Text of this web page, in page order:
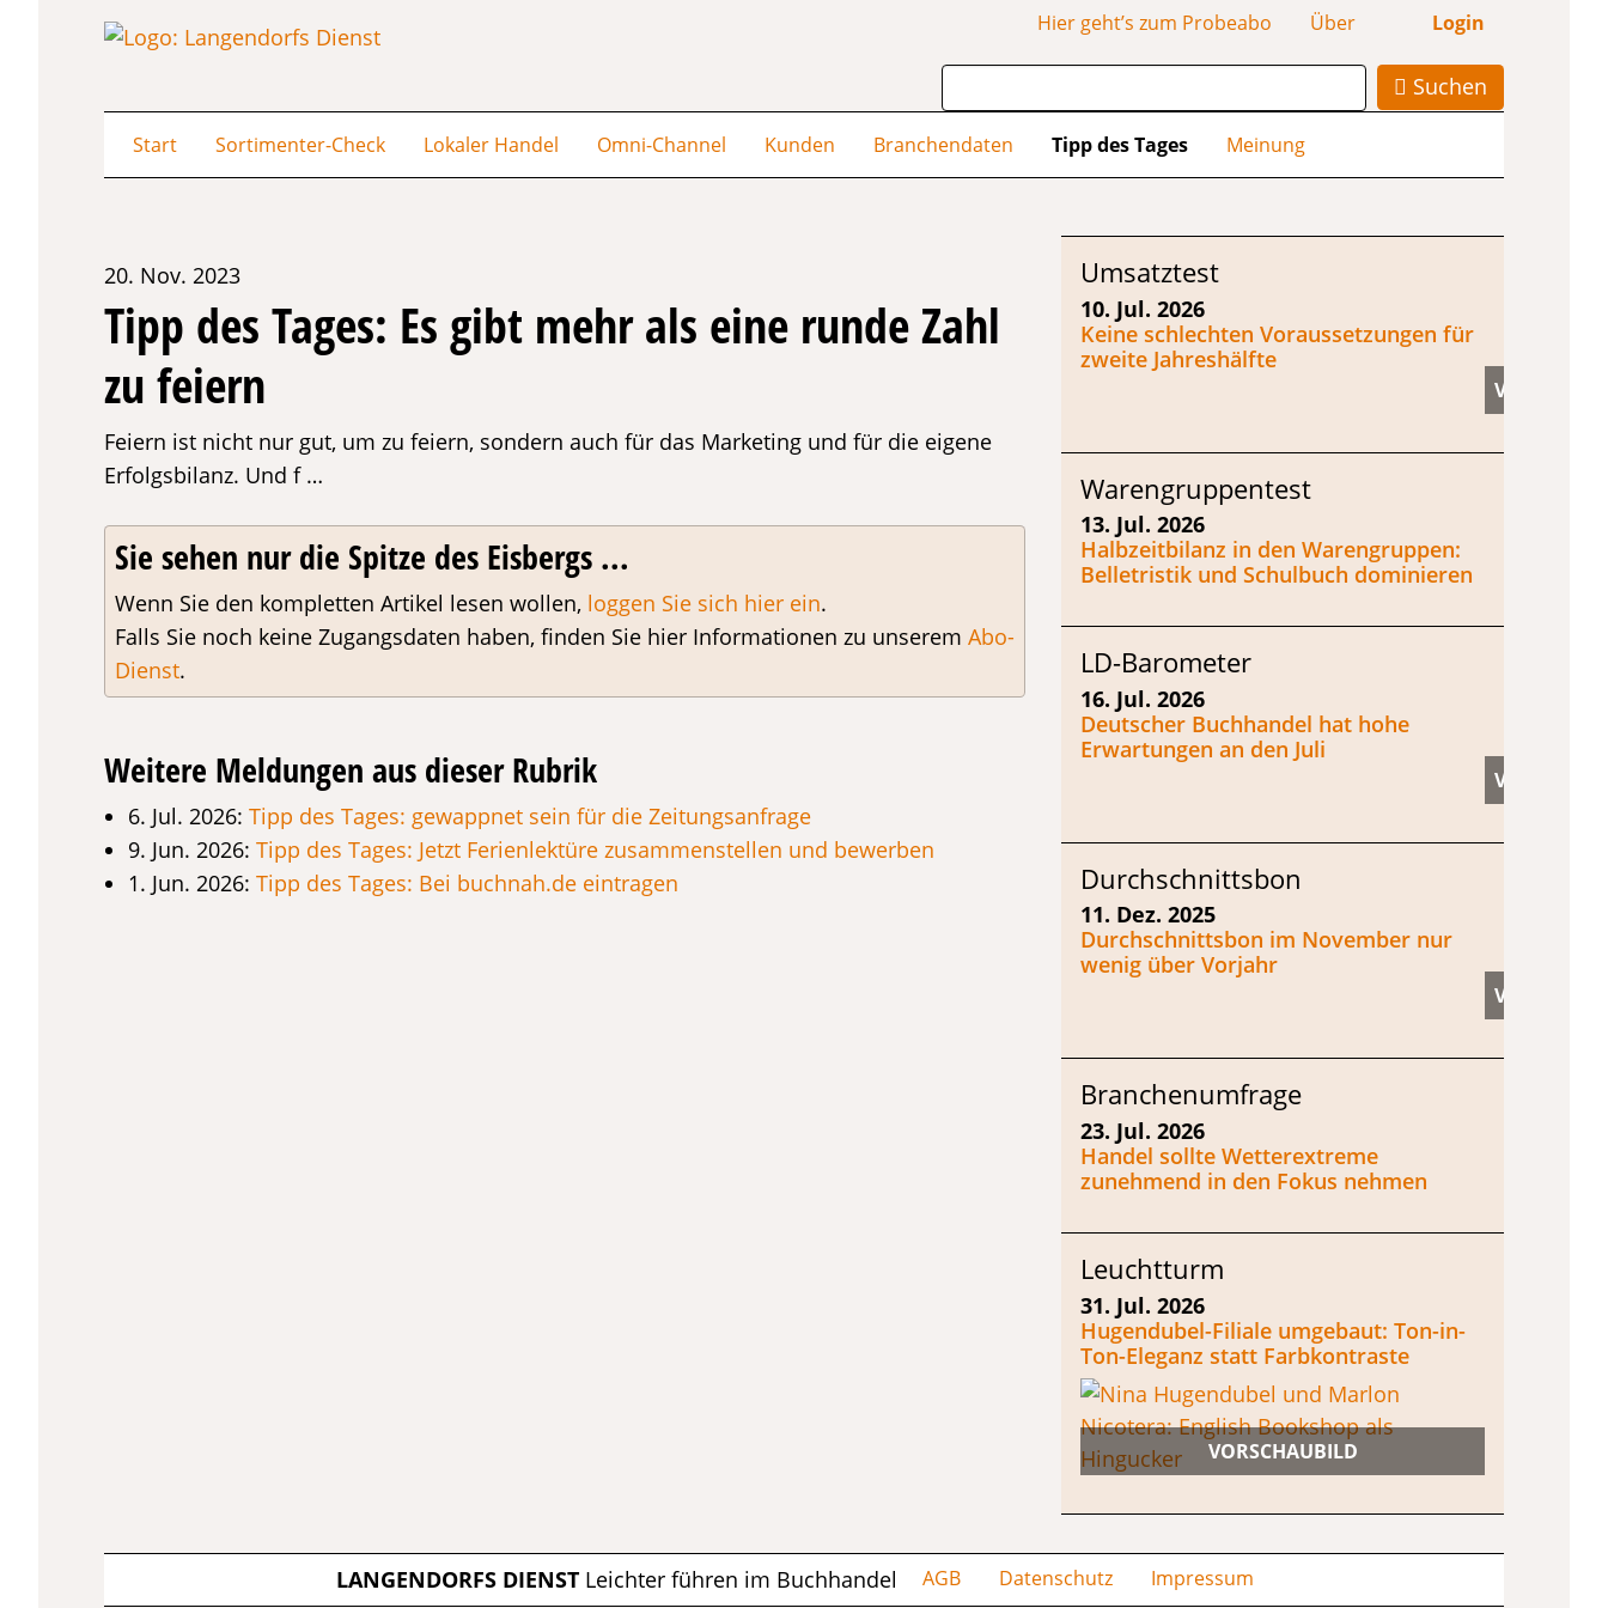
Hier geht’s zum Probeabo Über Login
Suchen
Start Sortimenter-Check Lokaler Handel Omni-Channel Kunden Branchendaten Tipp des Tages Meinung
20. Nov. 2023
Tipp des Tages: Es gibt mehr als eine runde Zahl
zu feiern
Feiern ist nicht nur gut, um zu feiern, sondern auch für das Marketing und für die eigene
Erfolgsbilanz. Und f …
Sie sehen nur die Spitze des Eisbergs ...
Wenn Sie den kompletten Artikel lesen wollen, loggen Sie sich hier ein.
Falls Sie noch keine Zugangsdaten haben, finden Sie hier Informationen zu unserem Abo-
Dienst.
Weitere Meldungen aus dieser Rubrik
6. Jul. 2026: Tipp des Tages: gewappnet sein für die Zeitungsanfrage
9. Jun. 2026: Tipp des Tages: Jetzt Ferienlektüre zusammenstellen und bewerben
1. Jun. 2026: Tipp des Tages: Bei buchnah.de eintragen
Umsatztest
10. Jul. 2026
Keine schlechten Voraussetzungen für
zweite Jahreshälfte
Warengruppentest
13. Jul. 2026
Halbzeitbilanz in den Warengruppen:
Belletristik und Schulbuch dominieren
LD-Barometer
16. Jul. 2026
Deutscher Buchhandel hat hohe
Erwartungen an den Juli
Durchschnittsbon
11. Dez. 2025
Durchschnittsbon im November nur
wenig über Vorjahr
Branchenumfrage
23. Jul. 2026
Handel sollte Wetterextreme
zunehmend in den Fokus nehmen
Leuchtturm
31. Jul. 2026
Hugendubel-Filiale umgebaut: Ton-in-
Ton-Eleganz statt Farbkontraste
LANGENDORFS DIENSTLeichter führen im Buchhandel AGB Datenschutz Impressum